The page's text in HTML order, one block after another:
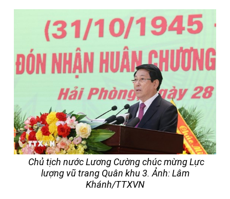
Chủ tịch nước Lương Cường chúc mừng Lực
lượng vũ trang Quân khu 3. Ảnh: Lâm
Khánh/TTXVN